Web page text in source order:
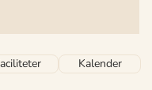
Kalender